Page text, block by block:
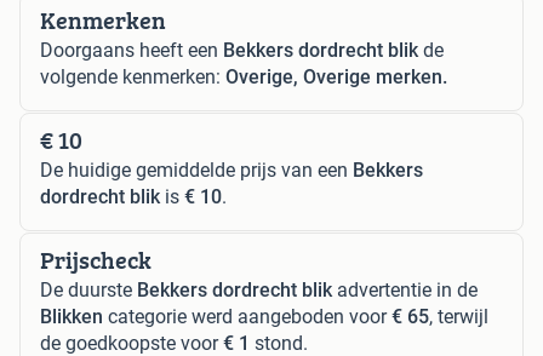
Kenmerken
Doorgaans heeft een Bekkers dordrecht blikde
volgende kenmerken: Overige, Overige merken.
€ 10
De huidige gemiddelde prijs van een Bekkers
dordrecht blikis € 10.
Prijscheck
De duurste Bekkers dordrecht blikadvertentie in de
Blikken categorie werd aangeboden voor€ 65, terwijl
de goedkoopste voor€ 1 stond.